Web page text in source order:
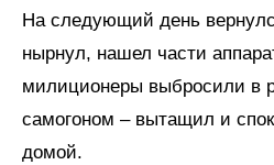
На следующий день
нырнул, нашел части
милиционеры выбросили в
самогоном – вытащил и
домой.